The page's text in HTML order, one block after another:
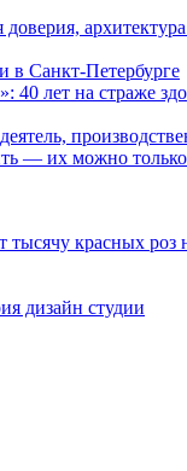
лет на страже
— их можно только
тысячу красных роз
дизайн студии